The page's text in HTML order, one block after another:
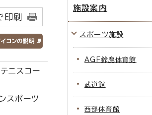
印刷
ニスコー
スポーツ
施設案内
スポーツ施設
AGF鈴鹿体育館
武道館
西部体育館